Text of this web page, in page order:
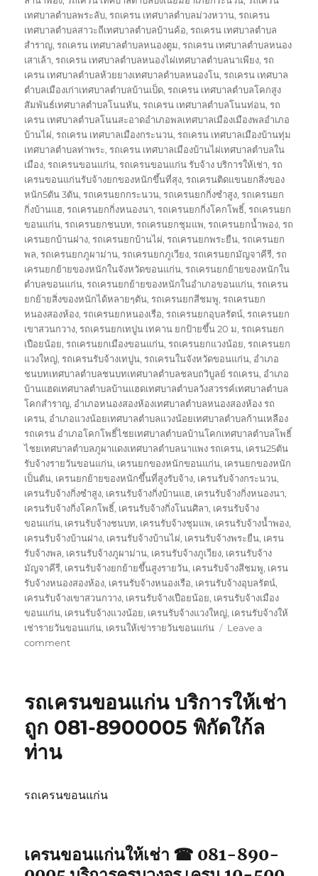
เทศบาลตำบลพระลับ,รถเครน เทศบาลตำบลม่วงหวาน,รถเครน
เทศบาลตำบลสาวะถีเทศบาลตำบลบ้านค้อ,รถเครน เทศบาลตำบล
สำราญ,รถเครน เทศบาลตำบลหนองตูม,รถเครน เทศบาลตำบลหนอง
เสาเล้า,รถเครน เทศบาลตำบลหนองไผ่เทศบาลตำบลนาเพียง,รถ
เครน เทศบาลตำบลห้วยยางเทศบาลตำบลหนองโน,รถเครน เทศบาล
ตำบลเมืองเก่าเทศบาลตำบลบ้านเป็ด,รถเครน เทศบาลตำบลโคกสูง
สัมพันธ์เทศบาลตำบลโนนหัน,รถเครน เทศบาลตำบลโนนท่อน,รถ
เครน เทศบาลตำบลโนนสะอาดอำเภอพลเทศบาลเมืองเมืองพลอำเภอ
บ้านไผ่,รถเครน เทศบาลเมืองกระนวน,รถเครน เทศบาลเมืองบ้านทุ่ม
เทศบาลตำบลท่าพระ,รถเครน เทศบาลเมืองบ้านไผ่เทศบาลตำบลใน
เมือง,รถเครนขอนแก่น,รถเครนขอนแก่น รับจ้าง บริการให้เช่า,รถ
เครนขอนแก่นรับจ้างยกของหนักขึ้นที่สุง,รถเครนติดแขนยกสิ่งของ
หนัก5ตัน 3ตัน,รถเครนยกกระนวน,รถเครนยกกิ่งซำสูง,รถเครนยก
กิ่งบ้านแฮ,รถเครนยกกิ่งหนองนา,รถเครนยกกิ่งโคกโพธิ์,รถเครนยก
ขอนแก่น,รถเครนยกชนบท,รถเครนยกชุมแพ,รถเครนยกน้ำพอง,รถ
เครนยกบ้านฝาง,รถเครนยกบ้านไผ่,รถเครนยกพระยืน,รถเครนยก
พล,รถเครนยกภูผาม่าน,รถเครนยกภูเวียง,รถเครนยกมัญจาคีรี,รถ
เครนยกย้ายของหนักในจังหวัดขอนแก่น,รถเครนยกย้ายของหนักใน
ตำบลขอนแก่น,รถเครนยกย้ายของหนักในอำเภอขอนแก่น,รถเครน
ยกย้ายสิ่งของหนักได้หลายๆตัน,รถเครนยกสีชมพู,รถเครนยก
หนองสองห้อง,รถเครนยกหนองเรือ,รถเครนยกอุบลรัตน์,รถเครนยก
เขาสวนกวาง,รถเครนยกเทปูน เทคาน ยกป้ายขึ้น 20 ม,รถเครนยก
เปือยน้อย,รถเครนยกเมืองขอนแก่น,รถเครนยกแวงน้อย,รถเครนยก
แวงใหญ่,รถเครนรับจ้างเทปูน,รถเครนในจังหวัดขอนแก่น, อำเภอ
ชนบทเทศบาลตำบลชนบทเทศบาลตำบลชลบถวิบูลย์ รถเครน, อำเภอ
บ้านแฮดเทศบาลตำบลบ้านแฮดเทศบาลตำบลวังสวรรค์เทศบาลตำบล
โคกสำราญ, อำเภอหนองสองห้องเทศบาลตำบลหนองสองห้อง รถ
เครน, อำเภอแวงน้อยเทศบาลตำบลแวงน้อยเทศบาลตำบลก้านเหลือง
รถเครน อำเภอโคกโพธิ์ไชยเทศบาลตำบลบ้านโคกเทศบาลตำบลโพธิ์
ไชยเทศบาลตำบลภูผาแดงเทศบาลตำบลนาแพง รถเครน, เครน25ตัน
รับจ้างรายวันขอนแก่น, เครนยกของหนักขอนแก่น, เครนยกของหนัก
เป็นตัน, เครนยกย้ายของหนักขึ้นที่สูงรับจ้าง, เครนรับจ้างกระนวน,
เครนรับจ้างกิ่งซำสูง, เครนรับจ้างกิ่งบ้านแฮ, เครนรับจ้างกิ่งหนองนา,
เครนรับจ้างกิ่งโคกโพธิ์, เครนรับจ้างกิ่งโนนศิลา, เครนรับจ้าง
ขอนแก่น, เครนรับจ้างชนบท, เครนรับจ้างชุมแพ, เครนรับจ้างน้ำพอง,
เครนรับจ้างบ้านฝาง, เครนรับจ้างบ้านไผ่, เครนรับจ้างพระยืน, เครน
รับจ้างพล, เครนรับจ้างภูผาม่าน, เครนรับจ้างภูเวียง, เครนรับจ้าง
มัญจาคีรี, เครนรับจ้างยกย้ายขึ้นสูงรายวัน, เครนรับจ้างสีชมพู, เครน
รับจ้างหนองสองห้อง, เครนรับจ้างหนองเรือ, เครนรับจ้างอุบลรัตน์,
เครนรับจ้างเขาสวนกวาง, เครนรับจ้างเปือยน้อย, เครนรับจ้างเมือง
ขอนแก่น, เครนรับจ้างแวงน้อย, เครนรับจ้างแวงใหญ่, เครนรับจ้างให้
เช่ารายวันขอนแก่น, เครนให้เข่ารายวันขอนแก่น
Leave a
commenton
เช่า
รถ
ฉัน
รถเครนขอนแก่น บริการให้เช่า
ถูก 081-8900005 พิกัดใก้ล
ท่าน
รถเครนขอนแก่น
เครนขอนแก่นให้เช่า ☎ 081-890-